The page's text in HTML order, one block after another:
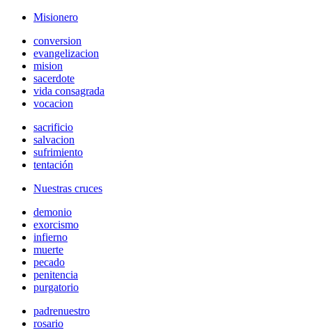
Misionero
conversion
evangelizacion
mision
sacerdote
vida consagrada
vocacion
sacrificio
salvacion
sufrimiento
tentación
Nuestras cruces
demonio
exorcismo
infierno
muerte
pecado
penitencia
purgatorio
padrenuestro
rosario